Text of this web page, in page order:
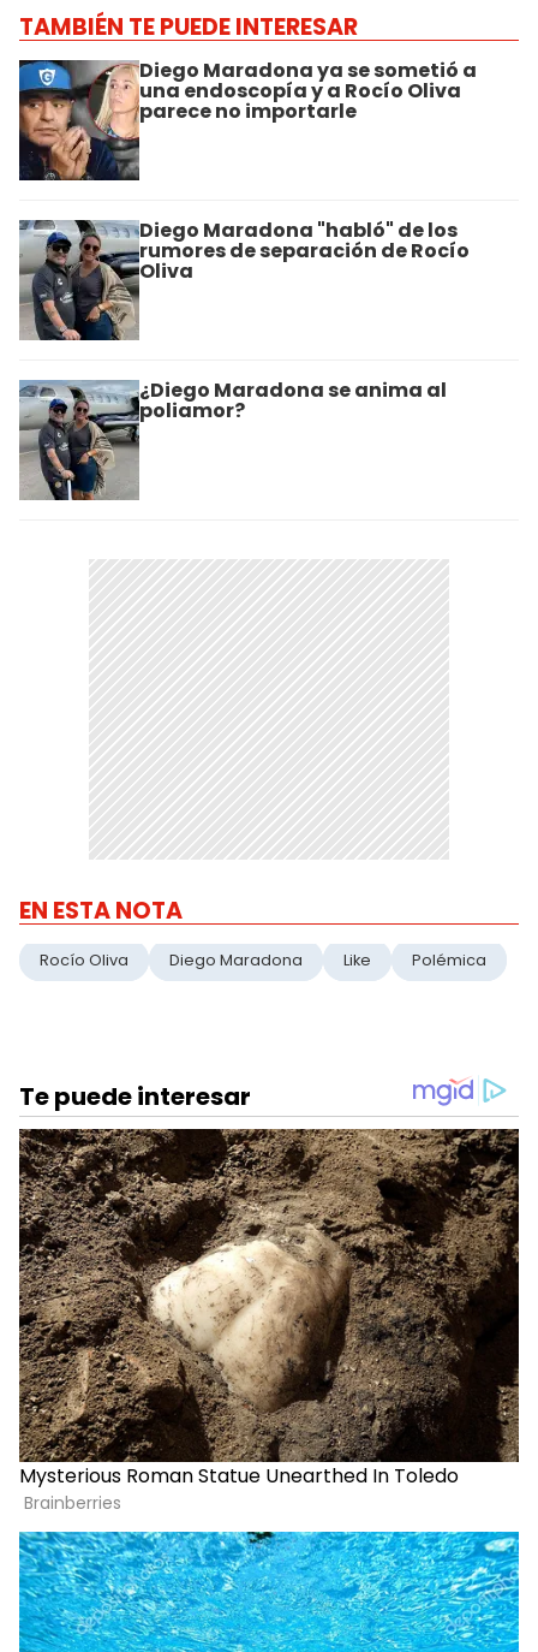
TAMBIÉN TE PUEDE INTERESAR
Diego Maradona ya se sometió a
una endoscopía y a Rocío Oliva
parece no importarle
Diego Maradona "habló" de los
rumores de separación de Rocío
Oliva
¿Diego Maradona se anima al
poliamor?
EN ESTA NOTA
Rocío Oliva Diego Maradona Like Polémica